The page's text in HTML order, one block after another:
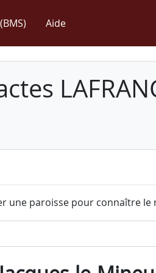
Aide
une paroisse pour connaître le